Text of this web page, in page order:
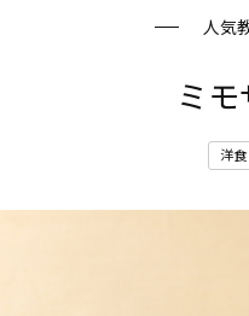
人気
ミ
洋食